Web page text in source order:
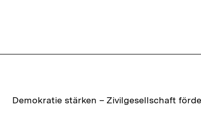
Startseite
Demokratie stärken – Zivilgesellschaft